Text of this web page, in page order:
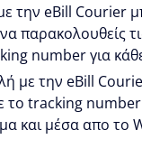
την eBill Courier
να
number για
με την eBill
το tracking
και μέσα απο το